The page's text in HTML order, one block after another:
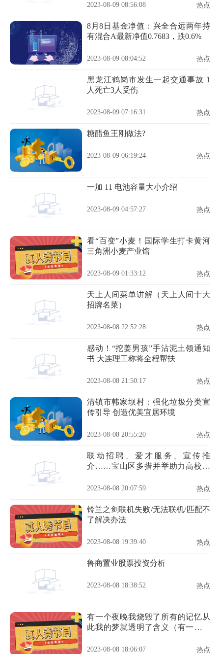
2023-08-09 08:56:08 热点
8月8日基金净值：兴全合远两年持
有混合A最新净值0.7683，跌0.6%
2023-08-09 08:04:52 热点
黑龙江鹤岗市发生一起交通事故 1
人死亡3人受伤
2023-08-09 07:16:31 热点
糖醋鱼王刚做法?
2023-08-09 06:19:24 热点
一加 11 电池容量大小介绍
2023-08-09 04:57:27 热点
看“百变”小麦！国际学生打卡黄河
三角洲小麦产业馆
2023-08-09 01:33:12 热点
天上人间菜单讲解（天上人间十大
招牌名菜）
2023-08-08 22:52:28 热点
感动！“挖姜男孩”手沾泥土领通知
书 大连理工称将全程帮扶
2023-08-08 21:50:17 热点
清镇市韩家坝村：强化垃圾分类宣
传引导 创造优美宜居环境
2023-08-08 20:55:20 热点
联动招聘、爱才服务、宣传推
介……宝山区多措并举助力高校毕
2023-08-08 20:07:59 热点
铃兰之剑联机失败/无法联机/匹配不
了解决办法
2023-08-08 19:39:40 热点
鲁商置业股票投资分析
2023-08-08 18:38:52 热点
有一个夜晚我烧毁了所有的记忆从
此我的梦就透明了含义（有一个夜
2023-08-08 18:06:07 热点